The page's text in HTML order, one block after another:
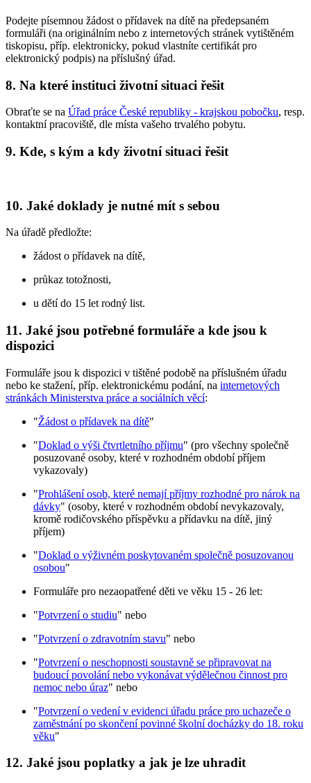
Podejte písemnou žádost o přídavek na dítě na předepsaném
formuláři (na originálním nebo z internetových stránek vytištěném
tiskopisu, příp. elektronicky, pokud vlastníte certifikát pro
elektronický podpis) na příslušný úřad.
8. Na které instituci životní situaci řešit
Obraťte se na Úřad práce České republiky - krajskou pobočku, resp.
kontaktní pracoviště, dle místa vašeho trvalého pobytu.
9. Kde, s kým a kdy životní situaci řešit
10. Jaké doklady je nutné mít s sebou
Na úřadě předložte:
žádost o přídavek na dítě,
průkaz totožnosti,
u dětí do 15 let rodný list.
11. Jaké jsou potřebné formuláře a kde jsou k
dispozici
Formuláře jsou k dispozici v tištěné podobě na příslušném úřadu
nebo ke stažení, příp. elektronickému podání, na internetových
stránkách Ministerstva práce a sociálních věcí:
"Žádost o přídavek na dítě"
"Doklad o výši čtvrtletního příjmu" (pro všechny společně
posuzované osoby, které v rozhodném období příjem
vykazovaly)
"Prohlášení osob, které nemají příjmy rozhodné pro nárok na
dávky" (osoby, které v rozhodném období nevykazovaly,
kromě rodičovského příspěvku a přídavku na dítě, jiný
příjem)
"Doklad o výživném poskytovaném společně posuzovanou
osobou"
Formuláře pro nezaopatřené děti ve věku 15 - 26 let:
"Potvrzení o studiu" nebo
"Potvrzení o zdravotním stavu" nebo
"Potvrzení o neschopnosti soustavně se připravovat na
budoucí povolání nebo vykonávat výdělečnou činnost pro
nemoc nebo úraz" nebo
"Potvrzení o vedení v evidenci úřadu práce pro uchazeče o
zaměstnání po skončení povinné školní docházky do 18. roku
věku"
12. Jaké jsou poplatky a jak je lze uhradit